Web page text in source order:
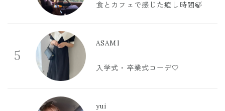
食とカフェで感じた癒し時間🍃
5
ASAMI
入学式・卒業式コーデ🤍
yui